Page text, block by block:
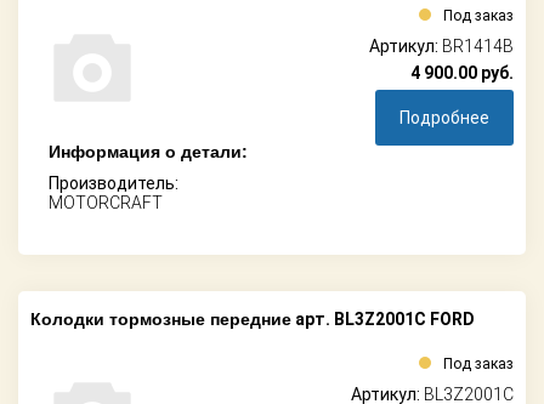
Информация о детали:
Производитель:
MOTORCRAFT
Под заказ
Артикул: BR1414B
4 900.00 руб.
Подробнее
Колодки тормозные передние арт. BL3Z2001C FORD
Под заказ
Артикул: BL3Z2001C